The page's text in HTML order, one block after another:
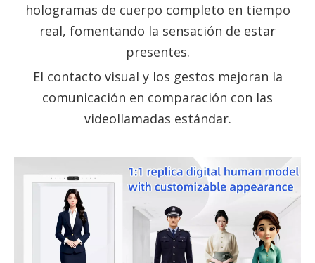
hologramas de cuerpo completo en tiempo
real, fomentando la sensación de estar
presentes.
El contacto visual y los gestos mejoran la
comunicación en comparación con las
videollamadas estándar.